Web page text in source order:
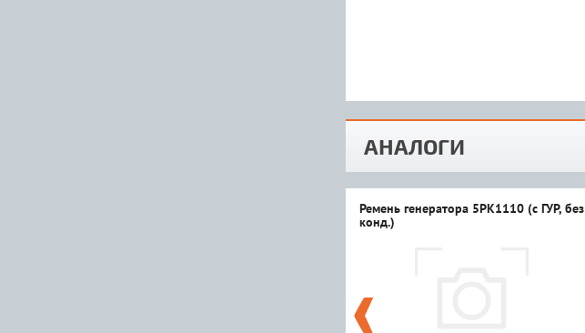
АНАЛОГИ
Ремень генератора 5PK1110 (с ГУР, без
конд.)